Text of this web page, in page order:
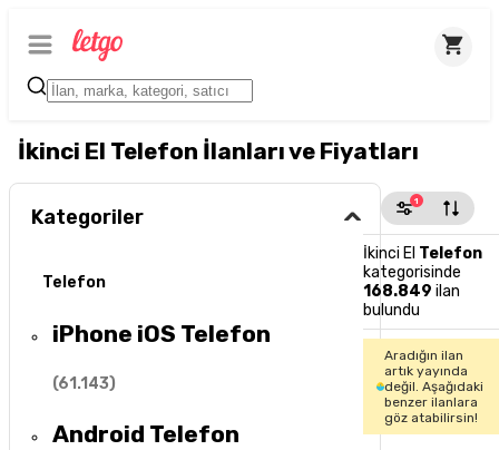
İkinci El Telefon İlanları ve Fiyatları
Kategoriler
Telefon
iPhone iOS Telefon
(61.143)
Android Telefon
1
İkinci El Telefon
kategorisinde
168.849 ilan
bulundu
Aradığın ilan
artık yayında
değil. Aşağıdaki
benzer ilanlara
göz atabilirsin!